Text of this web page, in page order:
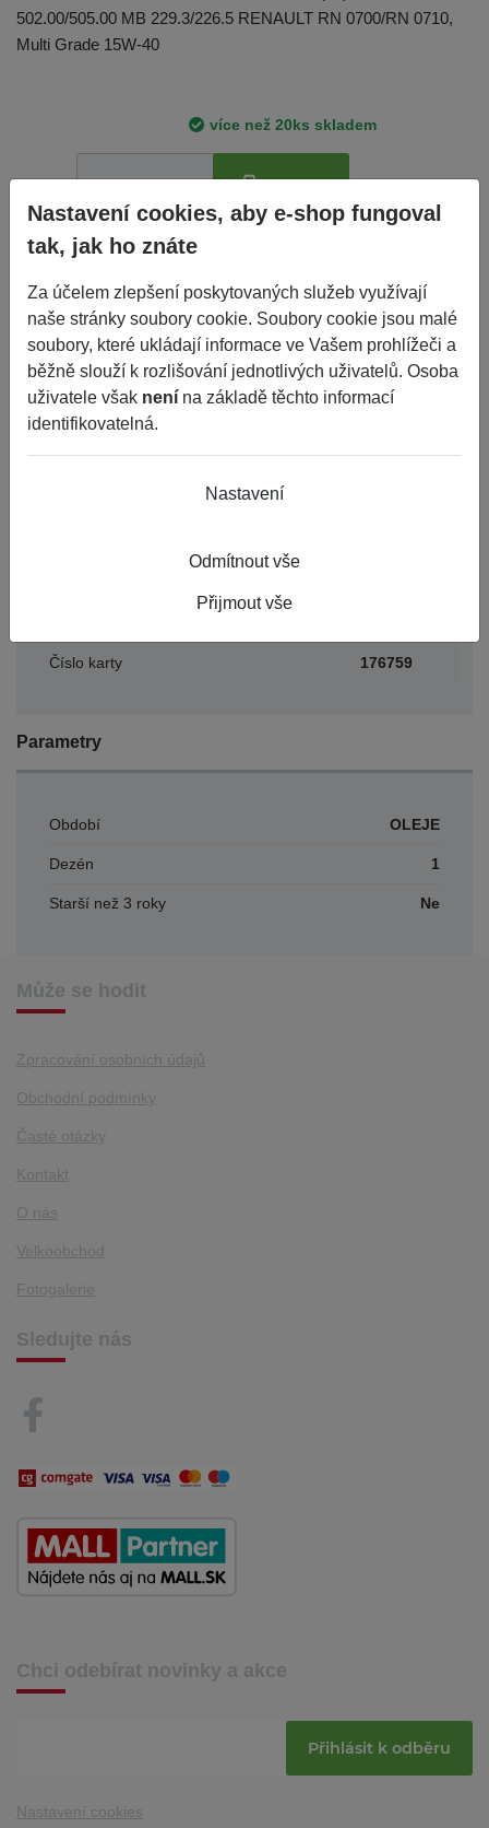
502.00/505.00 MB 229.3/226.5 RENAULT RN 0700/RN 0710,
Multi Grade 15W-40
více než 20ks skladem
Koupit
188 Kč
Cena vč. DPH
Porovnat
Číslo karty 176759
Parametry
Období OLEJE
Dezén 1
Starší než 3 roky Ne
Nastavení cookies, aby e-shop fungoval
tak, jak ho znáte
Za účelem zlepšení poskytovaných služeb využívají
naše stránky soubory cookie. Soubory cookie jsou malé
soubory, které ukládají informace ve Vašem prohlížeči a
běžně slouží k rozlišování jednotlivých uživatelů. Osoba
uživatele však není na základě těchto informací
identifikovatelná.
Nastavení
Odmítnout vše
Přijmout vše
Může se hodit
Zpracování osobních údajů
Obchodní podmínky
Časté otázky
Kontakt
O nás
Velkoobchod
Fotogalerie
Sledujte nás
Chci odebírat novinky a akce
Přihlásit k odběru
Nastavení cookies